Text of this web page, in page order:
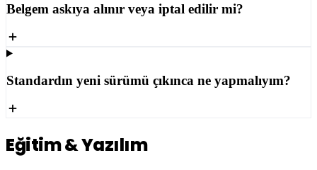
Belgem askıya alınır veya iptal edilir mi?
Standardın yeni sürümü çıkınca ne yapmalıyım?
Eğitim & Yazılım